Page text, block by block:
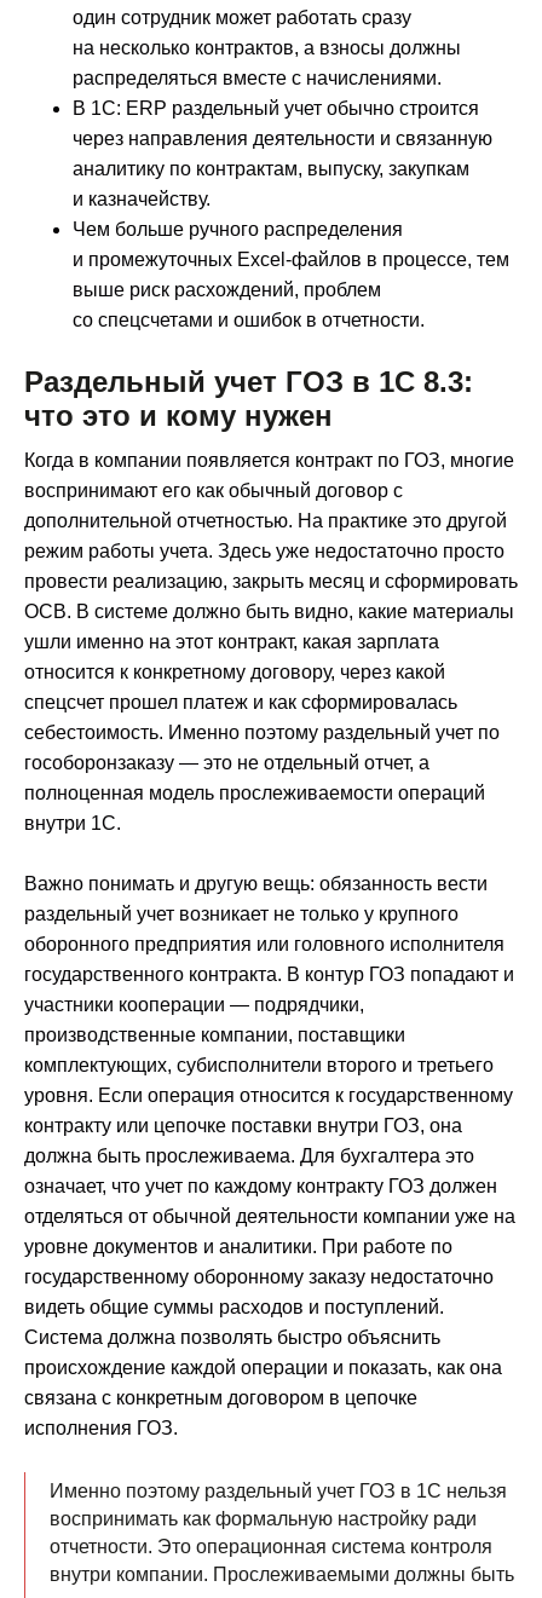
один сотрудник может работать сразу
на несколько контрактов, а взносы должны
распределяться вместе с начислениями.
В 1С: ERP раздельный учет обычно строится
через направления деятельности и связанную
аналитику по контрактам, выпуску, закупкам
и казначейству.
Чем больше ручного распределения
и промежуточных Excel-файлов в процессе, тем
выше риск расхождений, проблем
со спецсчетами и ошибок в отчетности.
Раздельный учет ГОЗ в 1С 8.3:
что это и кому нужен
Когда в компании появляется контракт по ГОЗ, многие
воспринимают его как обычный договор с
дополнительной отчетностью. На практике это другой
режим работы учета. Здесь уже недостаточно просто
провести реализацию, закрыть месяц и сформировать
ОСВ. В системе должно быть видно, какие материалы
ушли именно на этот контракт, какая зарплата
относится к конкретному договору, через какой
спецсчет прошел платеж и как сформировалась
себестоимость. Именно поэтому раздельный учет по
гособоронзаказу — это не отдельный отчет, а
полноценная модель прослеживаемости операций
внутри 1С.
Важно понимать и другую вещь: обязанность вести
раздельный учет возникает не только у крупного
оборонного предприятия или головного исполнителя
государственного контракта. В контур ГОЗ попадают и
участники кооперации — подрядчики,
производственные компании, поставщики
комплектующих, субисполнители второго и третьего
уровня. Если операция относится к государственному
контракту или цепочке поставки внутри ГОЗ, она
должна быть прослеживаема. Для бухгалтера это
означает, что учет по каждому контракту ГОЗ должен
отделяться от обычной деятельности компании уже на
уровне документов и аналитики. При работе по
государственному оборонному заказу недостаточно
видеть общие суммы расходов и поступлений.
Система должна позволять быстро объяснить
происхождение каждой операции и показать, как она
связана с конкретным договором в цепочке
исполнения ГОЗ.
Именно поэтому раздельный учет ГОЗ в 1С нельзя
воспринимать как формальную настройку ради
отчетности. Это операционная система контроля
внутри компании. Прослеживаемыми должны быть